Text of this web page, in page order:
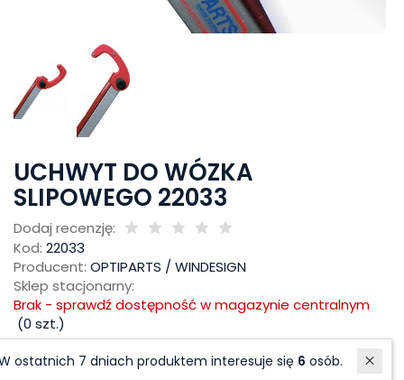
UCHWYT DO WÓZKA
SLIPOWEGO 22033
Dodaj recenzję:
Kod: 22033
Producent: OPTIPARTS / WINDESIGN
Sklep stacjonarny:
Brak - sprawdź dostępność w magazynie centralnym
(0 szt.)
Historia ceny
W ostatnich 7 dniach produktem interesuje się 6osób.